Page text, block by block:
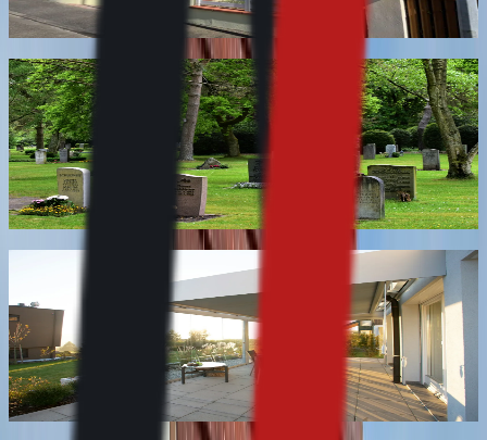
En savoir plus
Nettoyage de tombe et de monument funéraire
Nettoyage et remise en état de sépulture : pierre
tombale, stèle, entourage, lettrage et abords.
Intervention ponctuelle ou renouvelée dans l'année,
avec envoi de photos avant et après.
En savoir plus
Nettoyage de store banne et de pergola
Nettoyage de la toile et de la structure des stores
bannes et pergolas, avec imperméabilisation possible de
la toile. Sans démontage quand la configuration le
permet.
En savoir plus